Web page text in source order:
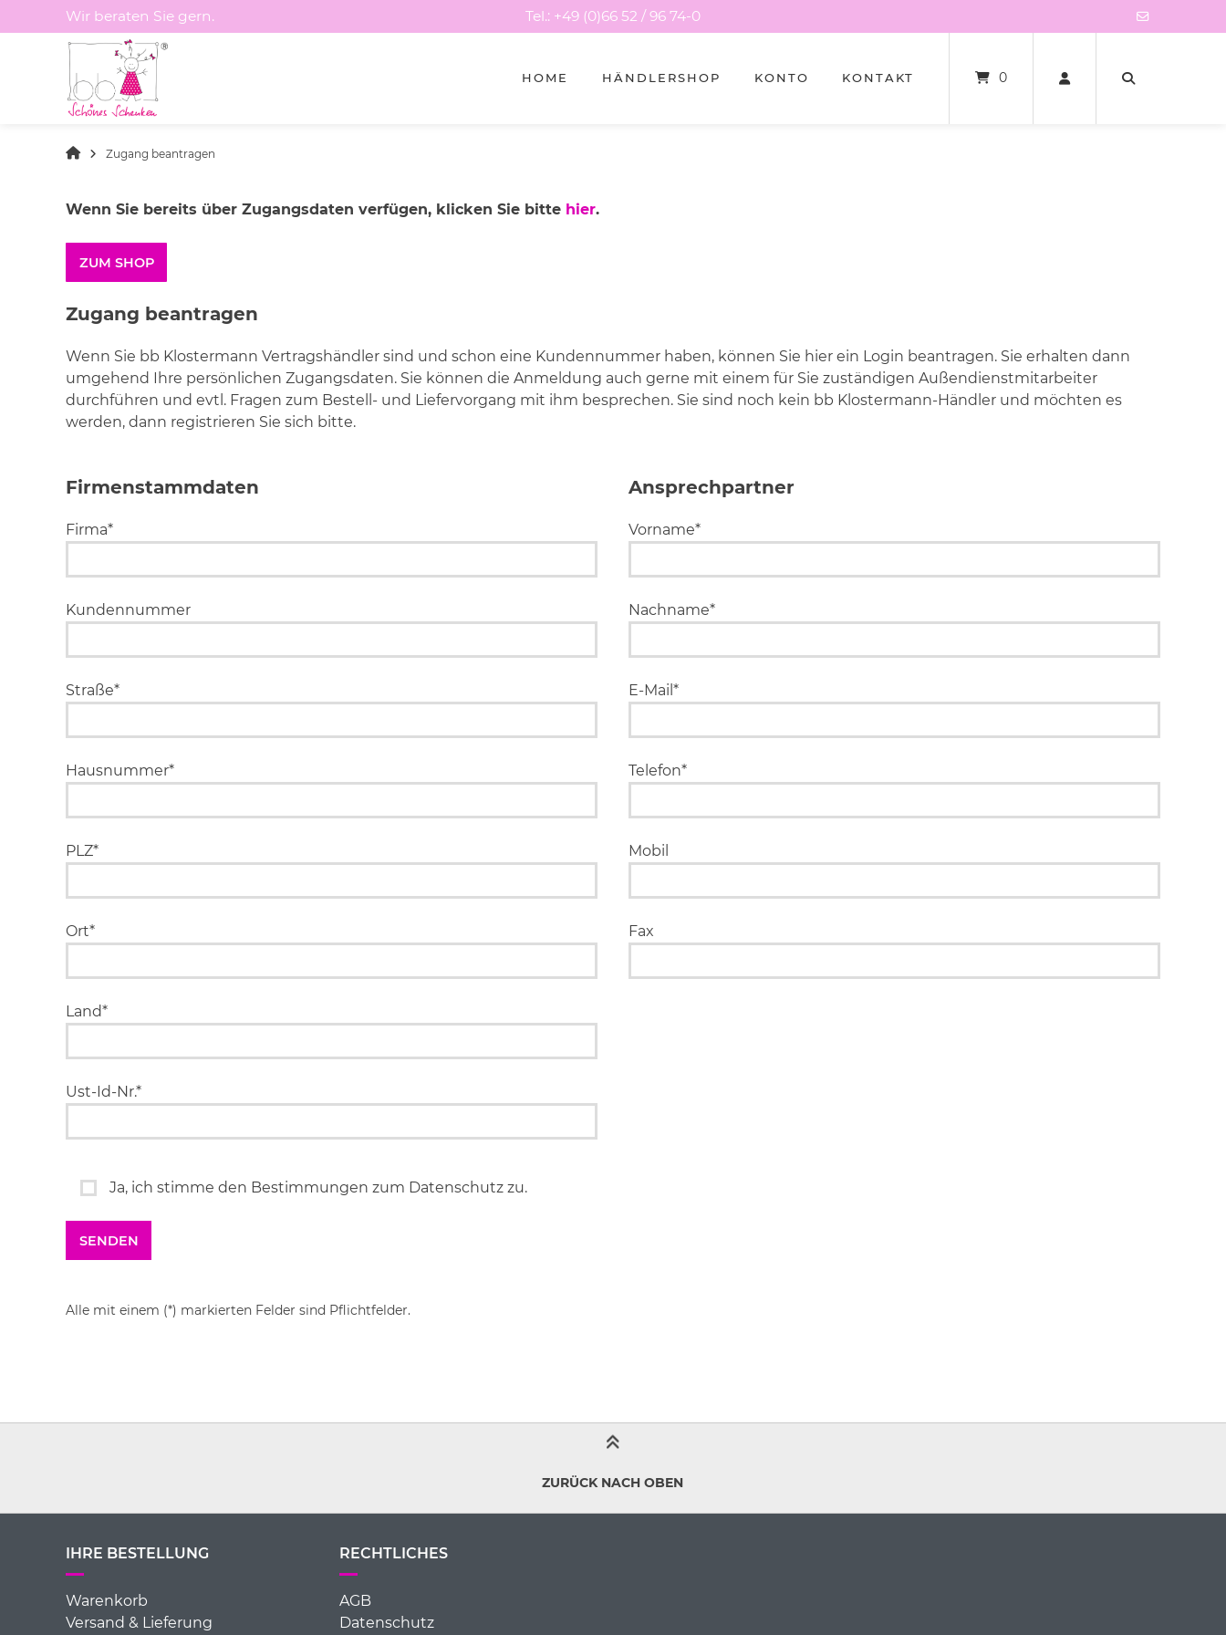
Sie
Wir beraten Sie gern. Tel.: +49 (0)66 52 / 96 74-0
HOME HÄNDLERSHOP KONTO KONTAKT 0
Zugang beantragen
Wenn Sie bereits über Zugangsdaten verfügen, klicken Sie bitte hier.
ZUM SHOP
Zugang beantragen
Wenn Sie bb Klostermann Vertragshändler sind und schon eine Kundennummer haben, können Sie hier ein Login beantragen. Sie erhalten dann
umgehend Ihre persönlichen Zugangsdaten. Sie können die Anmeldung auch gerne mit einem für Sie zuständigen Außendienstmitarbeiter
durchführen und evtl. Fragen zum Bestell- und Liefervorgang mit ihm besprechen. Sie sind noch kein bb Klostermann-Händler und möchten es
werden, dann registrieren Sie sich bitte.
Firmenstammdaten
Firma*
Kundennummer
Straße*
Hausnummer*
PLZ*
Ort*
Land*
Ust-Id-Nr.*
Ansprechpartner
Vorname*
Nachname*
E-Mail*
Telefon*
Mobil
Fax
Ja, ich stimme den Bestimmungen zum Datenschutz zu.
Alle mit einem (*) markierten Felder sind Pflichtfelder.
ZURÜCK NACH OBEN
IHRE BESTELLUNG
Warenkorb
Versand & Lieferung
RECHTLICHES
AGB
Datenschutz